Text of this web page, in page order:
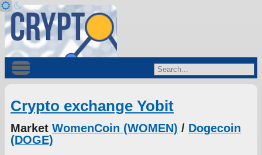
Crypto exchange Yobit
Market WomenCoin (WOMEN) / Dogecoin
(DOGE)